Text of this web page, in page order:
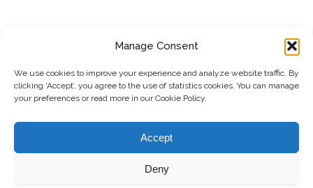
Manage Consent
We use cookies to improve your experience and analyze website traffic. By
clicking ‘Accept’, you agree to the use of statistics cookies. You can manage
your preferences or read more in our Cookie Policy.
Accept
Deny
EMAIL ADDRESS
© Copyright, 2026 . Mreža Žena Kosova. Sva prava zadržana.